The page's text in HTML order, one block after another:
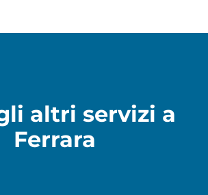
altri servizi a
Ferrara